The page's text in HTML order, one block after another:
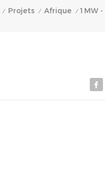
/ Projets / Afrique /